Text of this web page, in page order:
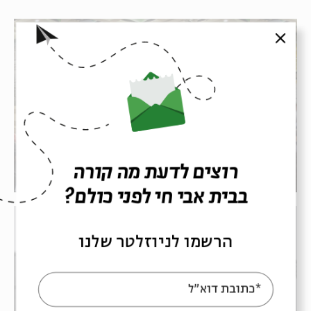
מִשְׁכָּן לְעִבְרִית: שבוע הספר
העברי במשכן הנשיא
האירוע השנתי של בית אבי חי במשכן הנשיא
ספרות ושירה
חיים על המדף
שיחות ספרותיות עם בלהה בן אליהו בבית
סגור
רוצים לדעת מה קורה
בבית אבי חי לפני כולם?
הרשמו לניוזלטר שלנו
*כתובת דוא"ל